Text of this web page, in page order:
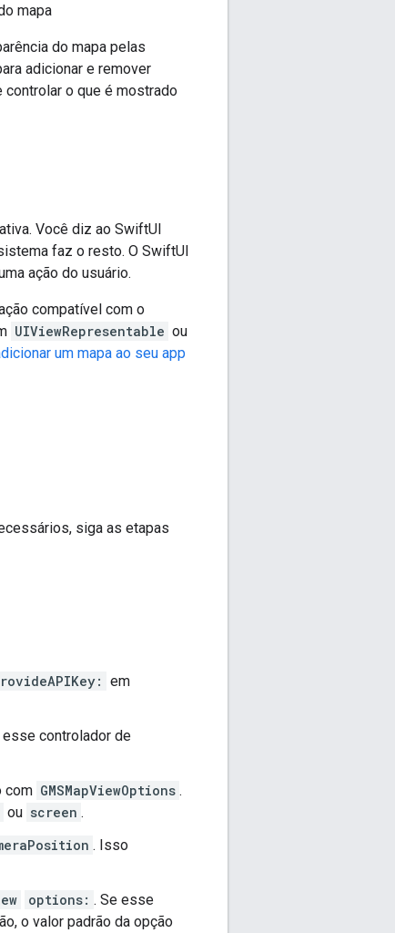
mapa
do mapa pelas
adicionar e remover
o que é mostrado
Você diz ao SwiftUI
faz o resto. O SwiftUI
ação do usuário.
compatível com o
UIViewRepresentable ou
um mapa ao seu app
siga as etapas
em
controlador de
com GMSMapViewOptions .
ou screen .
. Isso
options: . Se esse
o valor padrão da opção